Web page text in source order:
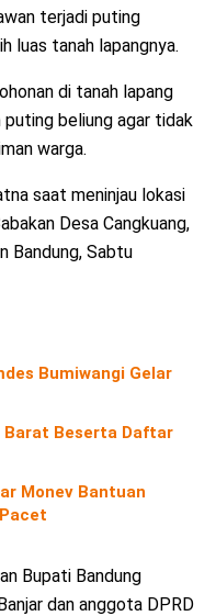
terjadi puting
luas tanah lapangnya.
di tanah lapang
beliung agar tidak
warga.
saat meninjau lokasi
Desa Cangkuang,
Bandung, Sabtu
Bumiwangi Gelar
Barat Beserta Daftar
Monev Bantuan
Bupati Bandung
dan anggota DPRD